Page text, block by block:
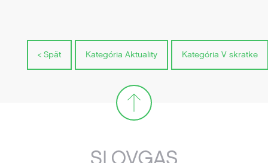
< Spät Kategória Aktuality Kategória V skratke